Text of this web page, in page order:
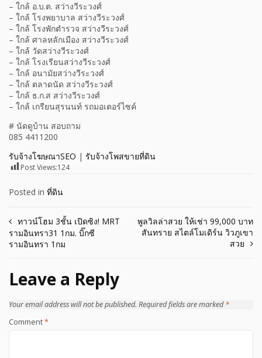
– ใกล้ อ.บ.ต. สว่างวีระวงศ์
– ใกล้ โรงพยาบาล สว่างวีระวงศ์
– ใกล้ โรงพักตำรวจ สว่างวีระวงศ์
– ใกล้ ศาลหลักเมือง สว่างวีระวงศ์
– ใกล้ วัดสว่างวีระวงศ์
– ใกล้ โรงเรียนสว่างวีระวงศ์
– ใกล้ อนามัยสว่างวีระวงศ์
– ใกล้ ตลาดนัด สว่างวีระวงศ์
– ใกล้ ธ.ก.ส สว่างวีระวงศ์
– ใกล้ เกรียนสุรนนท์ รถมอเตอร์ไซค์
# นัดดูบ้าน สอบถาม
085 4411200
รับจ้างโฆษณาSEO | รับจ้างโพสขายที่ดิน
Post Views:124
Posted in ที่ดิน
Post
navigation
ทาวน์โฮม 3ชั้น เปิดซิง! MRT
รามอินทรา31 1กม. บิ๊กซี
รามอินทรา 1กม
พูลวิลล่าสวย ให้เช่า 99,000 บาท
สันทราย สไตล์โมเดิร์น วิวภูเขา
สวย
Leave a Reply
Your email address will not be published. Required fields are marked*
Comment*